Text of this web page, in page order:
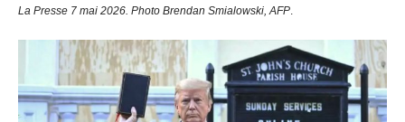
La Presse 7 mai 2026. Photo Brendan Smialowski, AFP